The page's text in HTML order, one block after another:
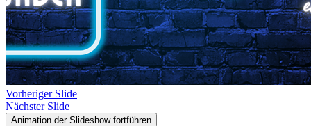
Vorheriger Slide
Nächster Slide
Animation der Slideshow fortführen